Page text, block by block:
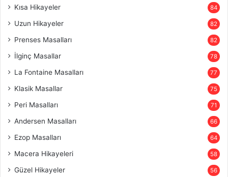
Kısa Hikayeler 84
Uzun Hikayeler 82
Prenses Masalları 82
İlginç Masallar 78
La Fontaine Masalları 77
Klasik Masallar 75
Peri Masalları 71
Andersen Masalları 66
Ezop Masalları 64
Macera Hikayeleri 58
Güzel Hikayeler 56